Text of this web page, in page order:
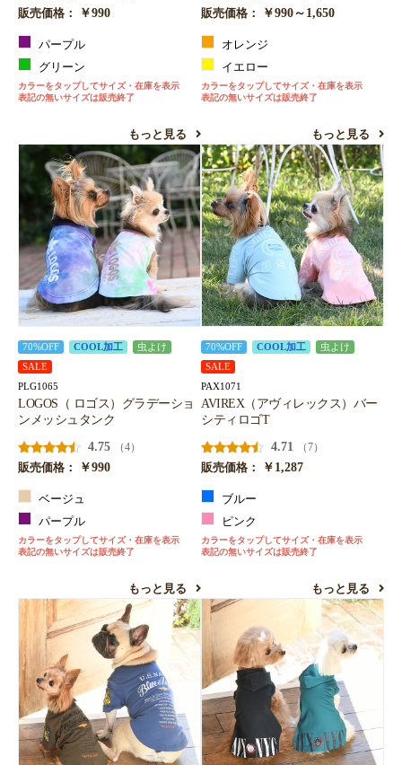
販売価格：
￥990
パープル
グリーン
カラーをタップしてサイズ・在庫を表示
表記の無いサイズは販売終了
もっと見る
販売価格：
￥990～1,650
オレンジ
イエロー
カラーをタップしてサイズ・在庫を表示
表記の無いサイズは販売終了
もっと見る
70%OFF COOL加工
虫よけ
SALE
PLG1065
LOGOS（ ロゴス）グラデーショ
ンメッシュタンク
4.75
（4）
販売価格：
￥990
ベージュ
パープル
カラーをタップしてサイズ・在庫を表示
表記の無いサイズは販売終了
もっと見る
70%OFF COOL加工
虫よけ
SALE
PAX1071
AVIREX（アヴィレックス）バー
シティロゴT
4.71
（7）
販売価格：
￥1,287
ブルー
ピンク
カラーをタップしてサイズ・在庫を表示
表記の無いサイズは販売終了
もっと見る